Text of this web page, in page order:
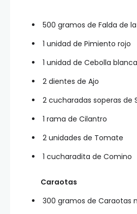
500 gramos de Falda de
1 unidad de Pimiento rojo
1 unidad de Cebolla blanca
2 dientes de Ajo
2 cucharadas soperas de
1 rama de Cilantro
2 unidades de Tomate
1 cucharadita de Comino
Caraotas
300 gramos de Caraotas